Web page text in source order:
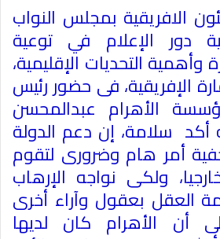
الافريقية بمجلس النواب
دور الإعلام في توعية
التحديات الإقليمية،
الإفريقية، فى حضور رئيس
الأهرام عبدالمحسن
أكد سلامة، إن دعم الدولة
أمر هام وضرورى لتقوم
ولكى نواجه الإرهاب
العقل بعقول وآراء أخرى
أن الأهرام كان لديها